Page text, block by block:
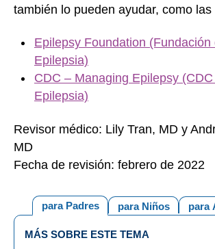
también lo pueden ayudar, como las
Epilepsy Foundation (Fundación
Epilepsia)
CDC – Managing Epilepsy
Epilepsia)
Revisor médico: Lily Tran, MD y
MD
Fecha de revisión: febrero de 2022
para
para Niños
para Padres
MÁS SOBRE ESTE TEMA